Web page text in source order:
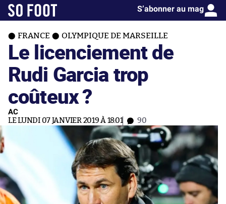
S’abonner au mag
FRANCE OLYMPIQUE DE MARSEILLE
Le licenciement de
Rudi Garcia trop
coûteux ?
AC
LE LUNDI 07 JANVIER 2019 À 18:01 90